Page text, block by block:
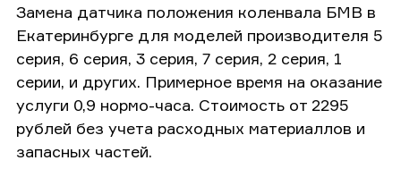
Замена датчика положения коленвала БМВ в
Екатеринбурге для моделей производителя 5
серия, 6 серия, 3 серия, 7 серия, 2 серия, 1
серии, и других. Примерное время на оказание
услуги 0,9 нормо-часа. Стоимость от 2295
рублей без учета расходных материаллов и
запасных частей.